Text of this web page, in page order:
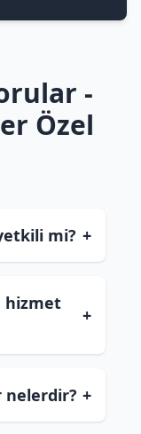
-
Özel
mi? +
hizmet
+
nelerdir? +